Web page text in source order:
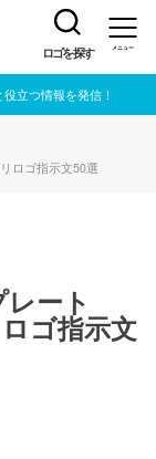
ロゴを探す メニュー
立つ情報を発信！
ロゴ指示文50選
ート
ゴ指示文